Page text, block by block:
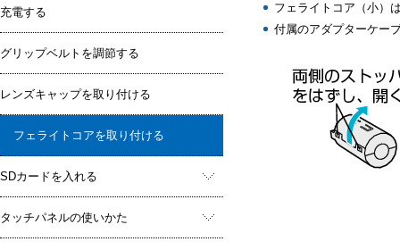
充電する
グリップベルトを調節する
レンズキャップを取り付ける
フェライトコアを取り付ける
SDカードを入れる
タッチパネルの使いかた
フェライトコア（小）
付属のアダプターケー